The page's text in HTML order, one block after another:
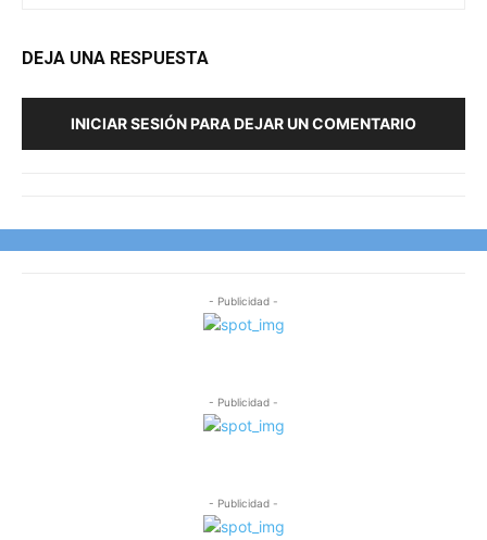
DEJA UNA RESPUESTA
INICIAR SESIÓN PARA DEJAR UN COMENTARIO
- Publicidad -
- Publicidad -
- Publicidad -